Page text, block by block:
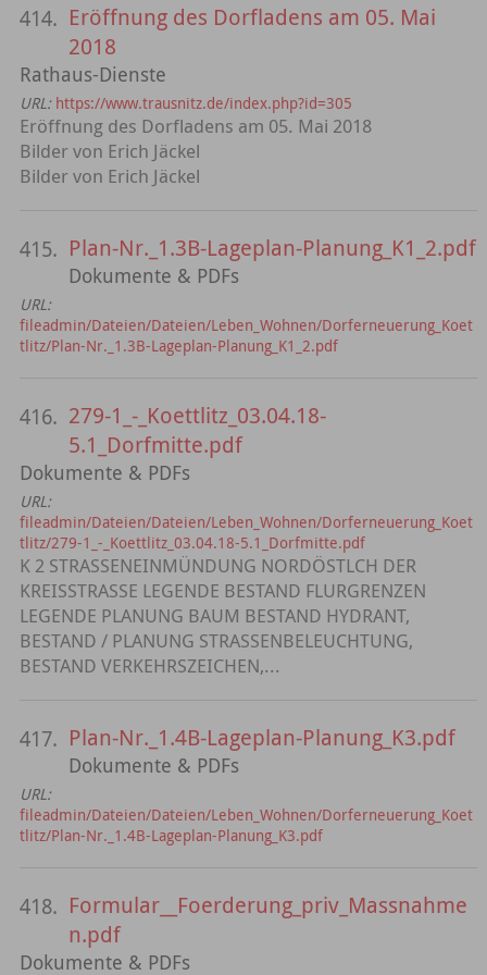
414. Eröffnung des Dorfladens am 05. Mai
2018
Rathaus-Dienste
URL: https://www.trausnitz.de/index.php?id=305
Eröffnung des Dorfladens am 05. Mai 2018
Bilder von Erich Jäckel
Bilder von Erich Jäckel
415. Plan-Nr._1.3B-Lageplan-Planung_K1_2.pdf
Dokumente & PDFs
URL:
fileadmin/Dateien/Dateien/Leben_Wohnen/Dorferneuerung_Koet
tlitz/Plan-Nr._1.3B-Lageplan-Planung_K1_2.pdf
416. 279-1_-_Koettlitz_03.04.18-
5.1_Dorfmitte.pdf
Dokumente & PDFs
URL:
fileadmin/Dateien/Dateien/Leben_Wohnen/Dorferneuerung_Koet
tlitz/279-1_-_Koettlitz_03.04.18-5.1_Dorfmitte.pdf
K 2 STRASSENEINMÜNDUNG NORDÖSTLCH DER
KREISSTRASSE LEGENDE BESTAND FLURGRENZEN
LEGENDE PLANUNG BAUM BESTAND HYDRANT,
BESTAND / PLANUNG STRASSENBELEUCHTUNG,
BESTAND VERKEHRSZEICHEN,...
417. Plan-Nr._1.4B-Lageplan-Planung_K3.pdf
Dokumente & PDFs
URL:
fileadmin/Dateien/Dateien/Leben_Wohnen/Dorferneuerung_Koet
tlitz/Plan-Nr._1.4B-Lageplan-Planung_K3.pdf
418. Formular__Foerderung_priv_Massnahme
n.pdf
Dokumente & PDFs